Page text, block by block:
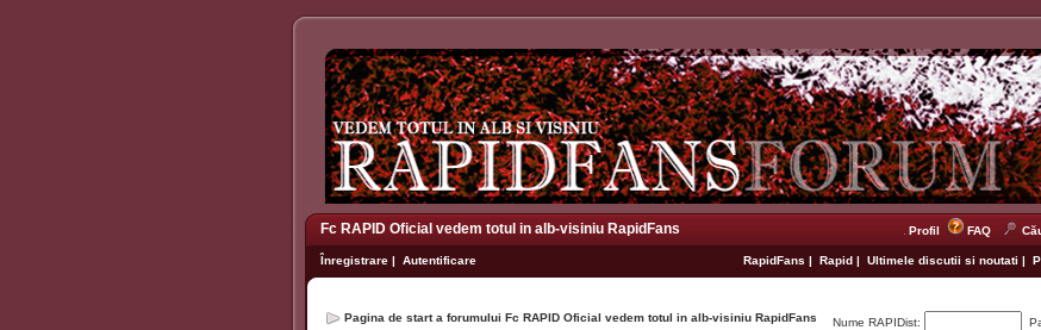
Fc RAPID Oficial vedem totul in alb-visiniu RapidFans Profil FAQ
Înregistrare | Autentificare RapidFans | Rapid | Ultimele discutii si noutati |
Pagina de start a forumului Fc RAPID Oficial vedem totul in alb-visiniu RapidFans Nume RAPIDist: